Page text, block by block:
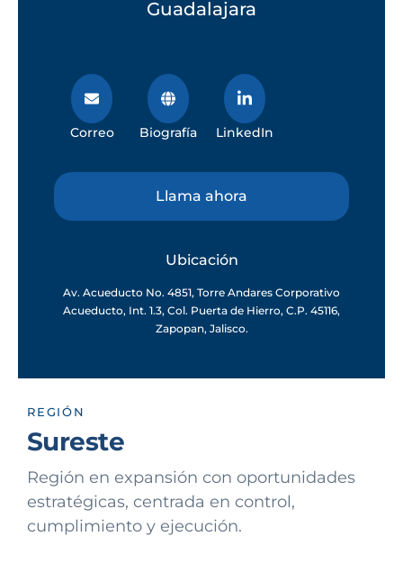
Guadalajara
Correo Biografía LinkedIn
Llama ahora
Ubicación
Av. Acueducto No. 4851, Torre Andares Corporativo
Acueducto, Int. 1.3, Col. Puerta de Hierro, C.P. 45116,
Zapopan, Jalisco.
REGIÓN
Sureste
Región en expansión con oportunidades
estratégicas, centrada en control,
cumplimiento y ejecución.